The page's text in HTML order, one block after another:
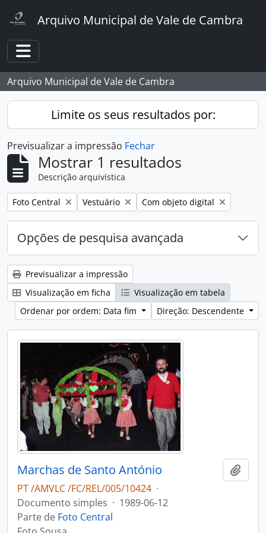
Arquivo Municipal de Vale de Cambra
Toggle navigation
Arquivo Municipal de Vale de Cambra
Limite os seus resultados por:
Previsualizar a impressão Fechar
Mostrar 1 resultados
Descrição arquivística
Remover filtro:
Foto Central Remover filtro:
Vestuário Remover filtro:
Com objeto digital
Opções de pesquisa avançada
Previsualizar a impressão
Visualização em ficha
Visualização em tabela
Ordenar por ordem: Data fim
Direção: Descendente
Marchas de Santo António
PT /AMVLC /FC/REL/005/10424 ·
Documento simples · 1989-06-12
Parte de Foto Central